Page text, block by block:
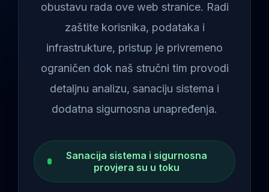
obustavu rada ove web stranice. Radi
zaštite korisnika, podataka i
infrastrukture, pristup je privremeno
ograničen dok naš stručni tim provodi
detaljnu analizu, sanaciju sistema i
dodatna sigurnosna unapređenja.
Sanacija sistema i sigurnosna
provjera su u toku